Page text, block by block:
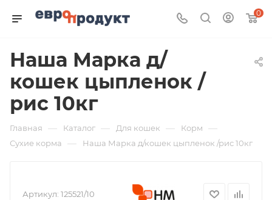
0
Наша Марка д/
кошек цыпленок /
рис 10кг
Главная — Каталог — Для кошек — Корм —
Сухие корма — Наша Марка д/кошек цыпленок /рис 10кг
Артикул: 125521/10